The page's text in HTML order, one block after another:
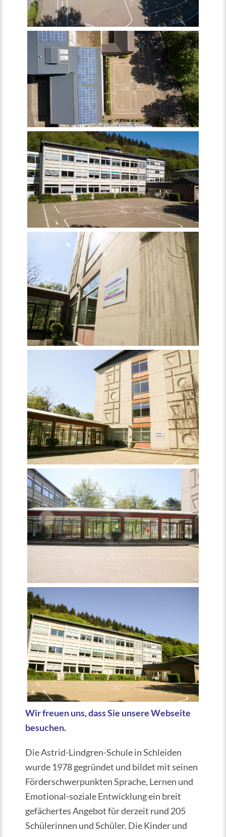
Wir freuen uns, dass Sie unsere Webseite
besuchen.
Die Astrid-Lindgren-Schule in Schleiden
wurde 1978 gegründet und bildet mit seinen
Förderschwerpunkten Sprache, Lernen und
Emotional-soziale Entwicklung ein breit
gefächertes Angebot für derzeit rund 205
Schülerinnen und Schüler. Die Kinder und